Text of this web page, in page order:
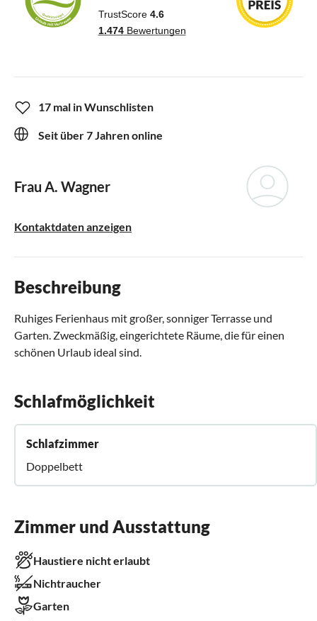
17 mal in Wunschlisten
Seit über 7 Jahren online
Frau A. Wagner
Kontaktdaten anzeigen
Beschreibung
Ruhiges Ferienhaus mit großer, sonniger Terrasse und
Garten. Zweckmäßig, eingerichtete Räume, die für einen
schönen Urlaub ideal sind.
Schlafmöglichkeit
Schlafzimmer
Doppelbett
Zimmer und Ausstattung
Haustiere nicht erlaubt
Nichtraucher
Garten